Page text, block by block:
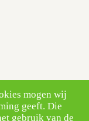
mogen wij
geeft. Die
gebruik van de